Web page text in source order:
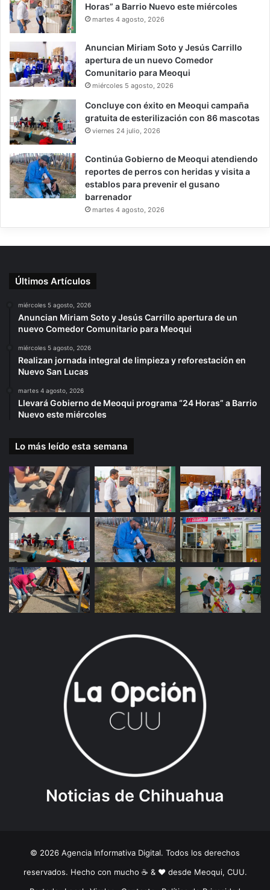
Horas” a Barrio Nuevo este miércoles
martes 4 agosto, 2026
Anuncian Miriam Soto y Jesús Carrillo
apertura de un nuevo Comedor
Comunitario para Meoqui
miércoles 5 agosto, 2026
Concluye con éxito en Meoqui campaña
gratuita de esterilización con 86 mascotas
viernes 24 julio, 2026
Continúa Gobierno de Meoqui atendiendo
reportes de perros con heridas y visita a
establos para prevenir el gusano
barrenador
martes 4 agosto, 2026
Últimos Artículos
miércoles 5 agosto, 2026
Anuncian Miriam Soto y Jesús Carrillo apertura de un
nuevo Comedor Comunitario para Meoqui
miércoles 5 agosto, 2026
Realizan jornada integral de limpieza y reforestación en
Nuevo San Lucas
martes 4 agosto, 2026
Llevará Gobierno de Meoqui programa “24 Horas” a Barrio
Nuevo este miércoles
Lo más leído esta semana
Noticias de Chihuahua
© 2026 Agencia Informativa Digital. Todos los derechos
reservados. Hecho con mucho ☕️ & ❤️ desde Meoqui, CUU.